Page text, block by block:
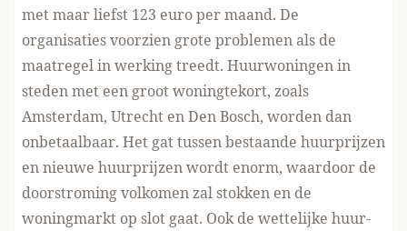
met maar liefst 123 euro per maand. De
organisaties voorzien grote problemen als de
maatregel in werking treedt. Huurwoningen in
steden met een groot woningtekort, zoals
Amsterdam, Utrecht en Den Bosch, worden dan
onbetaalbaar. Het gat tussen bestaande huurprijzen
en nieuwe huurprijzen wordt enorm, waardoor de
doorstroming volkomen zal stokken en de
woningmarkt op slot gaat. Ook de wettelijke huur-